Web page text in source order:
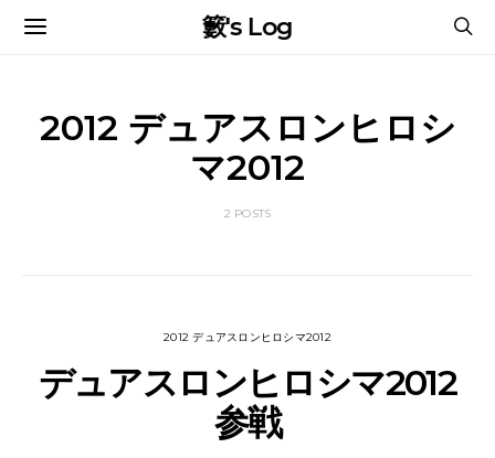
籔's Log
2012 デュアスロンヒロシ
マ2012
2 POSTS
2012 デュアスロンヒロシマ2012
デュアスロンヒロシマ2012
参戦